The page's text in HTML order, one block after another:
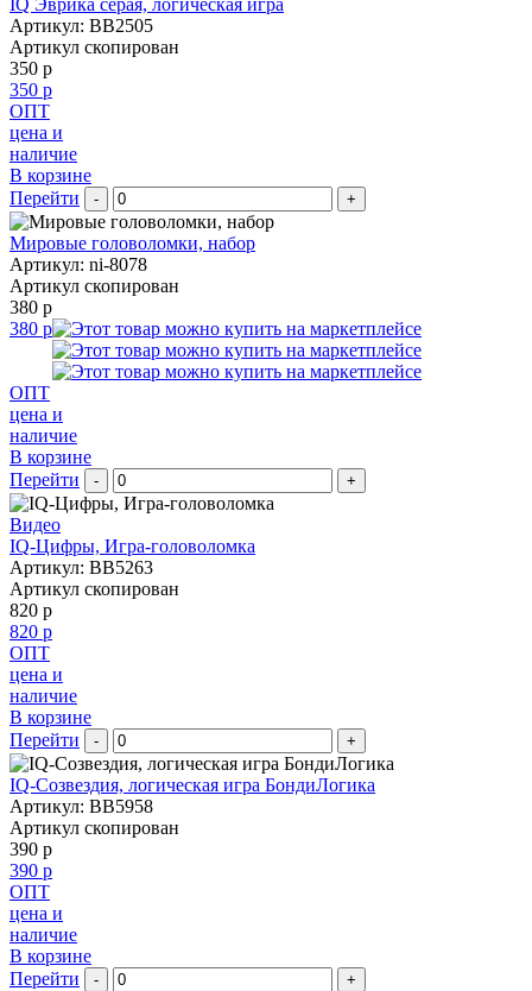
IQ Эврика серая, логическая игра
Артикул: BB2505
Артикул скопирован
350 р
350 р
ОПТ
цена и
наличие
В корзине
Перейти
- +
Мировые головоломки, набор
Артикул: ni-8078
Артикул скопирован
380 р
380 р
ОПТ
цена и
наличие
В корзине
Перейти
- +
Видео
IQ-Цифры, Игра-головоломка
Артикул: BB5263
Артикул скопирован
820 р
820 р
ОПТ
цена и
наличие
В корзине
Перейти
- +
IQ-Созвездия, логическая игра БондиЛогика
Артикул: BB5958
Артикул скопирован
390 р
390 р
ОПТ
цена и
наличие
В корзине
Перейти
- +